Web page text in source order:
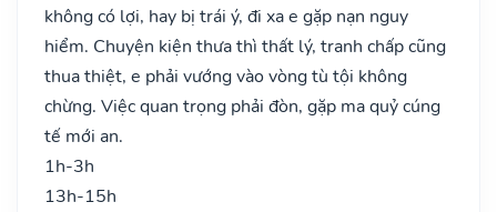
không có lợi, hay bị trái ý, đi xa e gặp nạn nguy
hiểm. Chuyện kiện thưa thì thất lý, tranh chấp cũng
thua thiệt, e phải vướng vào vòng tù tội không
chừng. Việc quan trọng phải đòn, gặp ma quỷ cúng
tế mới an.
1h-3h
13h-15h